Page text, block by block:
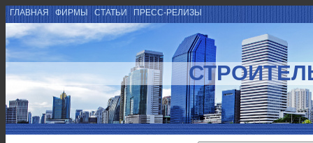
ГЛАВНАЯ ФИРМЫ СТАТЬИ ПРЕСС-РЕЛИЗЫ